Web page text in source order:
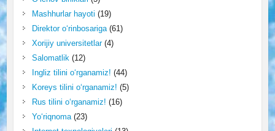
Mashhurlar hayoti (19)
Direktor o‘rinbosariga(61)
Xorijiy universitetlar(4)
Salomatlik(12)
Ingliz tilini o‘rganamiz! (44)
Koreys tilini o‘rganamiz! (5)
Rus tilini o‘rganamiz! (16)
Yo‘riqnoma(23)